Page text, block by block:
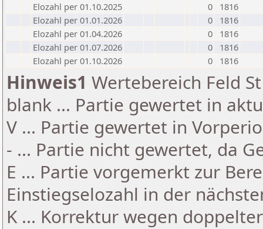
Elozahl per 01.10.2025
0
1816
Elozahl per 01.01.2026
0
1816
Elozahl per 01.04.2026
0
1816
Elozahl per 01.07.2026
0
1816
Elozahl per 01.10.2026
0 1816
Hinweis1 Wertebereich Feld
blank ... Partie gewertet in
V ... Partie gewertet in
- ... Partie nicht gewertet, da
E ... Partie vorgemerkt zur
Einstiegselozahl in der
K ... Korrektur wegen